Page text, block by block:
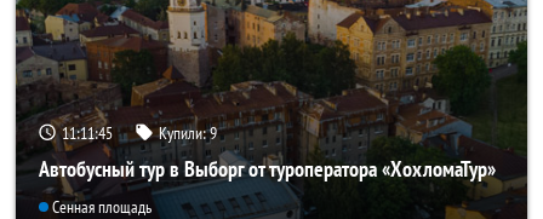
11:11:44 Купили:9
Автобусный тур в Выборг от туроператора «ХохломаТур»
Сенная площадь